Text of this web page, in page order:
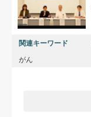
関連キーワード
がん